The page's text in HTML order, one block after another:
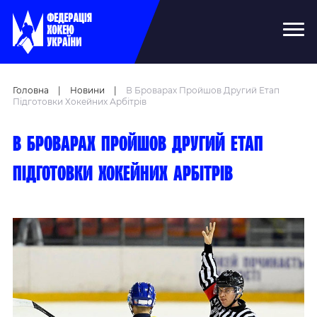
Головна Новини
В Броварах Пройшов Другий Етап
Підготовки Хокейних Арбітрів
В Броварах пройшов другий етап
підготовки хокейних арбітрів